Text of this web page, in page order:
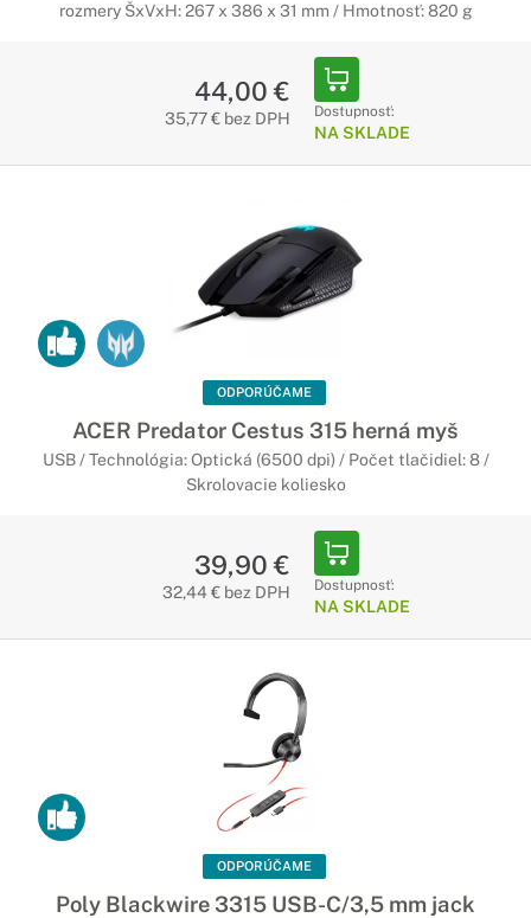
rozmery ŠxVxH: 267 x 386 x 31 mm / Hmotnosť: 820 g
44,00 €
35,77 € bez DPH Dostupnosť:
NA SKLADE
ODPORÚČAME
ACER Predator Cestus 315 herná myš
USB / Technológia: Optická (6500 dpi) / Počet tlačidiel: 8 /
Skrolovacie koliesko
39,90 €
32,44 € bez DPH Dostupnosť:
NA SKLADE
ODPORÚČAME
Poly Blackwire 3315 USB-C/3,5 mm jack